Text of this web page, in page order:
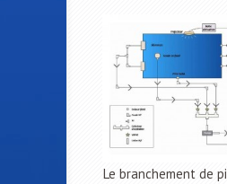
Le branchement de